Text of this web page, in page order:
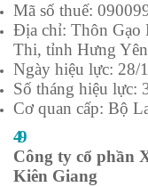
Mã số thuế:
Địa chỉ: Thôn Gạo
Thi, tỉnh Hưng Yên
Ngày hiệu lực: 28/
Số tháng hiệu lực:
Cơ quan cấp: Bộ
49
Công ty cổ phần
Kiên Giang